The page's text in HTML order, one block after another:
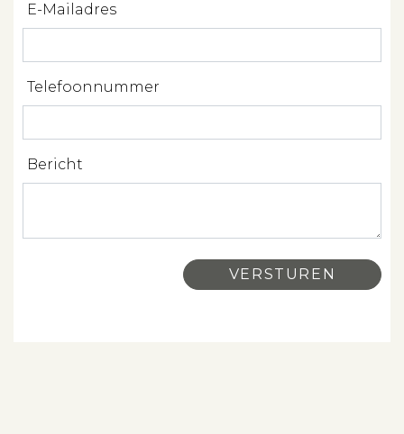
Verhuren
Beleggen
Projectbegeleiding
E-Mailadres
Telefoonnummer
Bericht